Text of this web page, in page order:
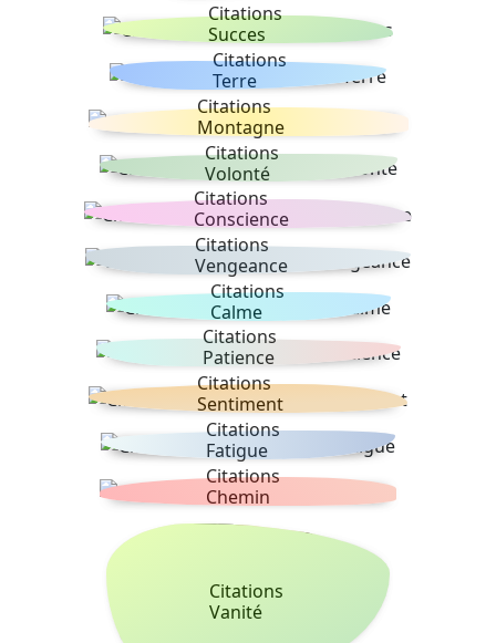
Citations
Succes
Citations
Terre
Citations
Montagne
Citations
Volonté
Citations
Conscience
Citations
Vengeance
Citations
Calme
Citations
Patience
Citations
Sentiment
Citations
Fatigue
Citations
Chemin
Citations
Vanité